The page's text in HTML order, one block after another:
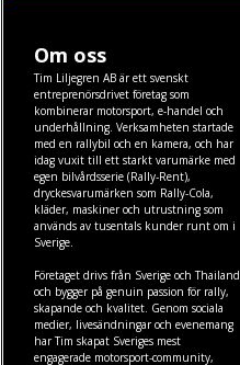
Om oss
Tim Liljegren AB är ett svenskt
entreprenörsdrivet företag som
kombinerar motorsport, e-handel och
underhållning. Verksamheten startade
med en rallybil och en kamera, och har
idag vuxit till ett starkt varumärke med
egen bilvårdsserie (Rally-Rent),
dryckesvarumärken som Rally-Cola,
kläder, maskineroch utrustning som
används av tusentals kunder runt om i
Sverige.
Företaget drivs från Sverige och Thailand
och bygger på genuin passion för rally,
skapande och kvalitet. Genom sociala
medier, livesändningar och evenemang
har Tim skapat Sveriges mest
engagerade motorsport-community,